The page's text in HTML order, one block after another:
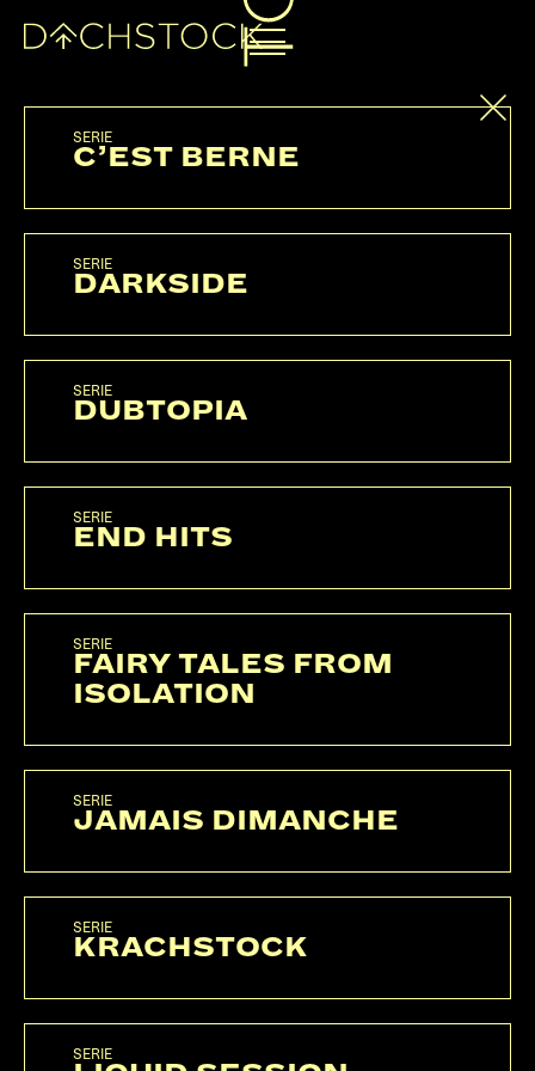
RAP HISTORY
SERIE
C’EST BERNE
SERIE
DARKSIDE
SERIE
DUBTOPIA
SERIE
END HITS
SERIE
FAIRY TALES FROM
ISOLATION
SERIE
JAMAIS DIMANCHE
SERIE
KRACHSTOCK
SERIE